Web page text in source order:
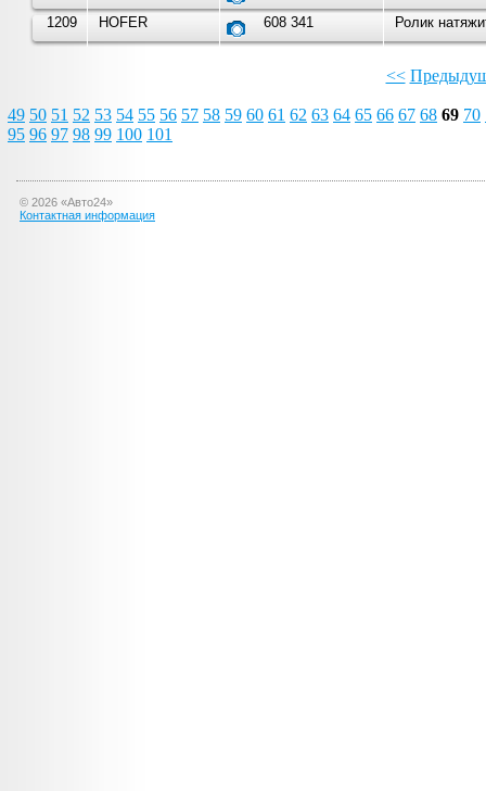
1209
HOFER 608 341 Ролик
<<
49 50 51 52 53 54 55 56 57 58 59 60 61 62 63 64 65 66 67 68 69 70
95 96 97 98 99 100 101
© 2026 «Авто24»
Контактная информация